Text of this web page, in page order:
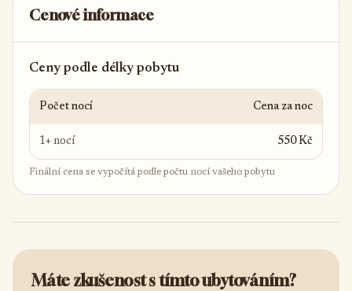
Cenové informace
Ceny podle délky pobytu
Počet nocí Cena za noc
1+ nocí 550 Kč
Finální cena se vypočítá podle počtu nocí vašeho pobytu
Máte zkušenost s tímto ubytováním?